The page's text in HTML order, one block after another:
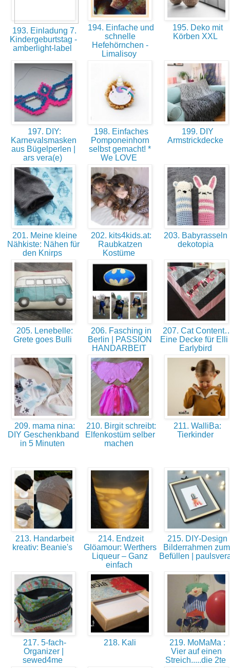
193. Einladung 7.
Kindergeburtstag -
amberlight-label
194. Einfache und
schnelle
Hefehörnchen -
Limalisoy
195. Deko mit
Körben XXL
197. DIY:
Karnevalsmasken
aus Bügelperlen |
ars vera(e)
198. Einfaches
Pomponeinhorn
selbst gemacht! *
We LOVE
199. DIY
Armstrickdecke
201. Meine kleine
Nähkiste: Nähen für
den Knirps
202. kits4kids.at:
Raubkatzen
Kostüme
203. Babyrasseln
dekotopia
205. Lenebelle:
Grete goes Bulli
206. Fasching in
Berlin | PASSION
HANDARBEIT
207. Cat
Eine Decke für Elli
Earlybird
209. mama nina:
DIY Geschenkband
in 5 Minuten
210. Birgit schreibt:
Elfenkostüm selber
machen
211. WalliBa:
Tierkinder
213. Handarbeit
kreativ: Beanie's
214. Endzeit
Glöamour: Werthers
Liqueur – Ganz
einfach
215. DIY-Design
Bilderrahmen zum
Befüllen |
217. 5-fach-
Organizer |
sewed4me
218. Kali
219. MoMaMa :
Vier auf einen
Streich.....die 2te